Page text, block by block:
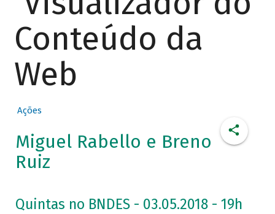
Conteúdo da
Web
Ações
Miguel Rabello e Breno
Ruiz
Quintas no BNDES - 03.05.2018 - 19h